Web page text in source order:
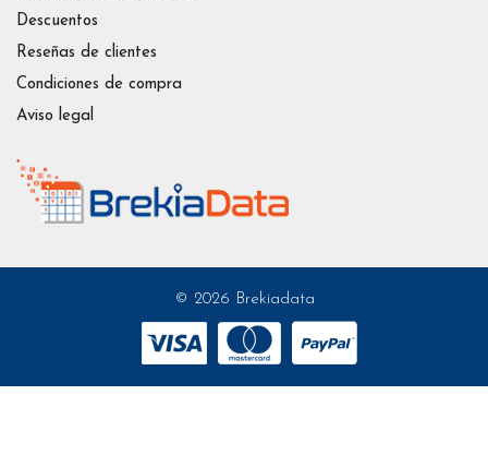
Descuentos
Reseñas de clientes
Condiciones de compra
Aviso legal
© 2026 Brekiadata